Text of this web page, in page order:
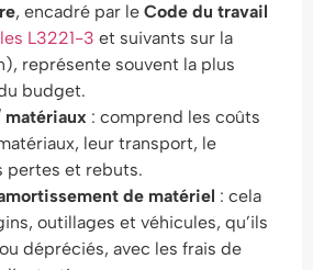
, encadré par le Code du travail
L3221-3 et suivants sur la
représente souvent la plus
budget.
matériaux : comprend les coûts
leur transport, le
pertes et rebuts.
de matériel : cela
outillages et véhicules, qu’ils
dépréciés, avec les frais de